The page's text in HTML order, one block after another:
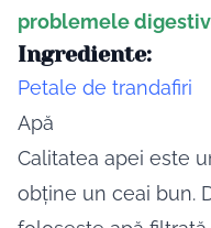
problemele
Ingrediente:
Petale de trandafiri
Apă
Calitatea apei este
obține un ceai bun.